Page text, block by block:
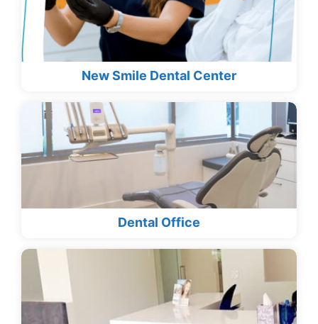
New Smile Dental Center
Dental Office